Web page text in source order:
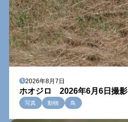
2026年8月7日
ホオジロ 2026年6月6日撮影
写真 動物 鳥